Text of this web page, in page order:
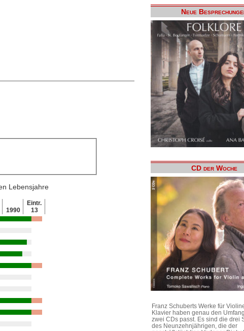
Lebensjahre
1990
Eintr.
13
Neue
CD der Woche
Franz Schuberts Werke für
Klavier haben genau den
zwei CDs passt. Es sind die drei
des Neunzehnjährigen, die der